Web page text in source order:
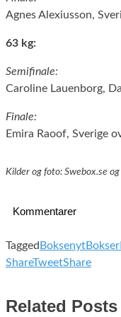
Agnes Alexiusson,
63 kg:
Semifinale:
Caroline Lauenborg,
Finale:
Emira Raoof, Sverige
Kilder og foto: Swebox.se
Kommentarer
Tagged BoksenytBokser
ShareTweetShare
Related Posts